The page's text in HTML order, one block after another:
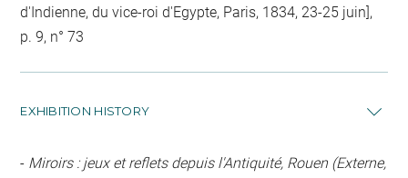
d'Indienne, du vice-roi d'Egypte, Paris, 1834, 23-25 juin],
p. 9, n° 73
EXHIBITION HISTORY
- Miroirs : jeux et reflets depuis l'Antiquité, Rouen (Externe,